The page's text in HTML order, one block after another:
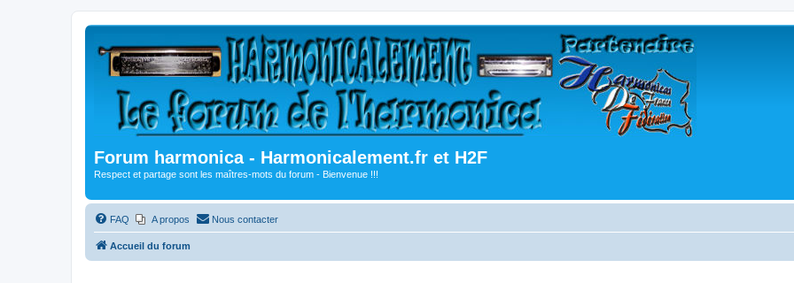
Forum harmonica - Harmonicalement.fr et H2F
Respect et partage sont les maîtres-mots du forum - Bienvenue !!!
FAQ A propos Nous contacter
Accueil du forum